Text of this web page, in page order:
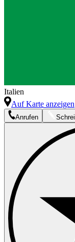
Italien
Auf Karte anzeigen
Anrufen